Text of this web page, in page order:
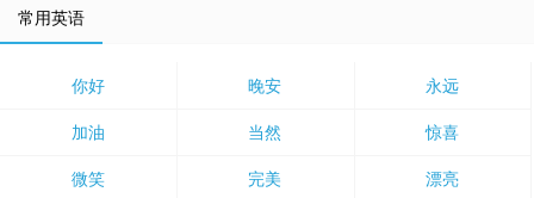
常用英语
你好 晚安 永远
加油 当然 惊喜
微笑 完美 漂亮